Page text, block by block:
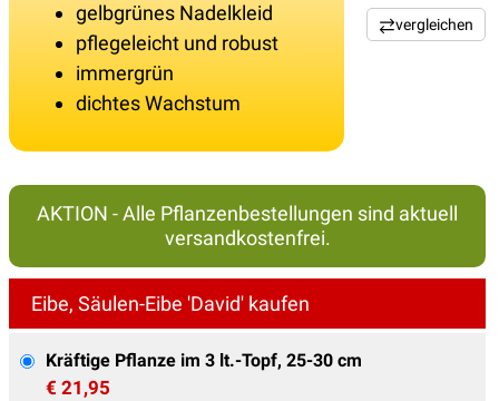
gelbgrünes Nadelkleid
pflegeleicht und robust
immergrün
dichtes Wachstum
vergleichen
AKTION - Alle Pflanzenbestellungen sind aktuell
versandkostenfrei.
Eibe, Säulen-Eibe 'David' kaufen
Kräftige Pflanze im 3 lt.-Topf, 25-30 cm
€ 21,95